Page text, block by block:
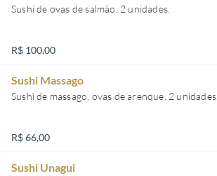
Sushi de ovas de salmão. 2 unidades.
R$ 100,00
Sushi Massago
Sushi de massago, ovas de arenque. 2 unidades.
R$ 66,00
Sushi Unagui